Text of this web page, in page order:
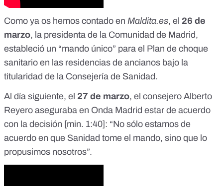
Como ya os hemos contado en Maldita.es, el 26 de
marzo, la presidenta de la Comunidad de Madrid,
estableció un “mando único” para el Plan de choque
sanitario en las residencias de ancianos bajo la
titularidad de la Consejería de Sanidad.
Al día siguiente, el 27 de marzo, el consejero Alberto
Reyero aseguraba en Onda Madrid estar de acuerdo
con la decisión [min. 1:40]: “No sólo estamos de
acuerdo en que Sanidad tome el mando, sino que lo
propusimos nosotros”.